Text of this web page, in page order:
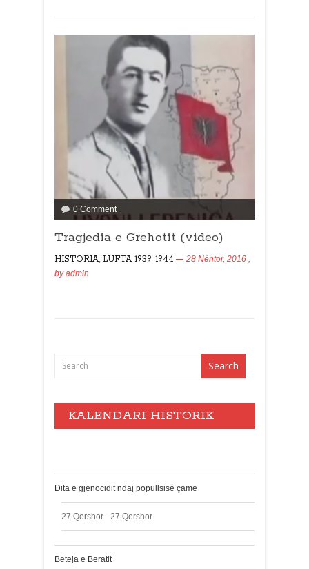
0 Comment
Tragjedia e Grehotit (video)
HISTORIA LUFTA 1939-1944 28 Nëntor, 2016
byadmin
KALENDARI HISTORIK
Dita e gjenocidit ndaj popullsisë çame
27 Qershor - 27 Qershor
Beteja e Beratit